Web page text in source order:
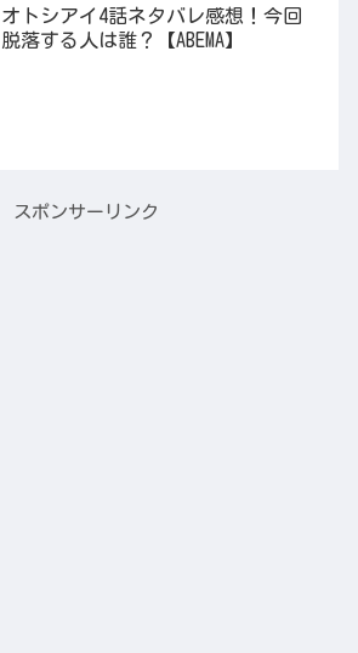
オトシアイ4話ネタバレ感想！今回
脱落する人は誰？【ABEMA】
スポンサーリンク